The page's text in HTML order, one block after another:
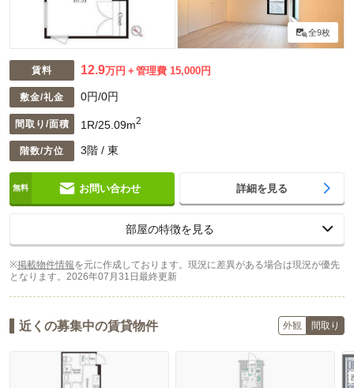
全9枚
賃料 12.9万円 管理費 15,000円
敷金/礼金 0円/0円
間取り/面積 1R/25.09m2
階数/方位 3階 / 東
お問い合わせ 詳細を見る
部屋の特徴を見る
※掲載物件情報を元に作成しております。現況に差異がある場合は現況が優先
となります。 2026年07月31日最終更新
近くの募集中の賃貸物件 外観 間取り